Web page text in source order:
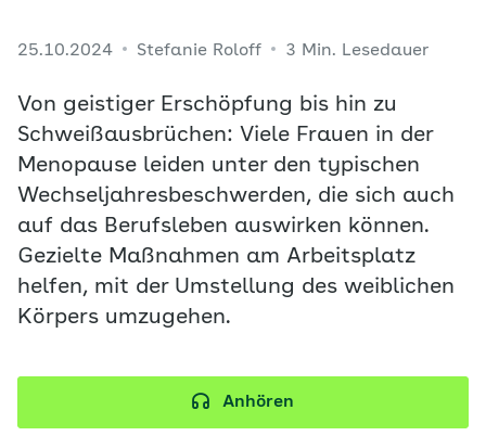
25.10.2024 Stefanie Roloff 3 Min. Lesedauer
Von geistiger Erschöpfung bis hin zu
Schweißausbrüchen: Viele Frauen in der
Menopause leiden unter den typischen
Wechseljahresbeschwerden, die sich auch
auf das Berufsleben auswirken können.
Gezielte Maßnahmen am Arbeitsplatz
helfen, mit der Umstellung des weiblichen
Körpers umzugehen.
Anhören